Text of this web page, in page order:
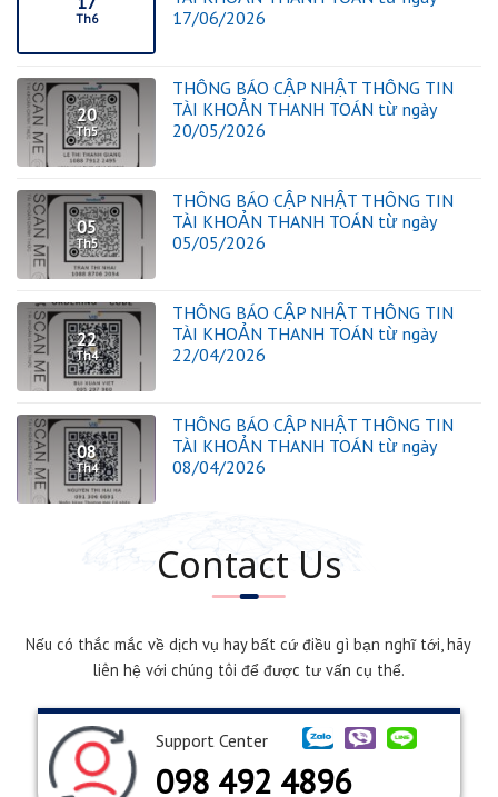
Th6
17/06/2026
20
Th5
THÔNG BÁO CẬP NHẬT THÔNG TIN
TÀI KHOẢN THANH TOÁN từ ngày
20/05/2026
05
Th5
THÔNG BÁO CẬP NHẬT THÔNG TIN
TÀI KHOẢN THANH TOÁN từ ngày
05/05/2026
22
Th4
THÔNG BÁO CẬP NHẬT THÔNG TIN
TÀI KHOẢN THANH TOÁN từ ngày
22/04/2026
08
Th4
THÔNG BÁO CẬP NHẬT THÔNG TIN
TÀI KHOẢN THANH TOÁN từ ngày
08/04/2026
Contact Us
Nếu có thắc mắc về dịch vụ hay bất cứ điều gì bạn nghĩ tới, hãy
liên hệ với chúng tôi để được tư vấn cụ thể.
Support Center
098 492 4896